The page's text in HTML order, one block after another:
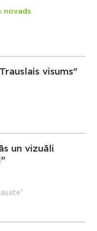
novads
visums"
un vizuāli